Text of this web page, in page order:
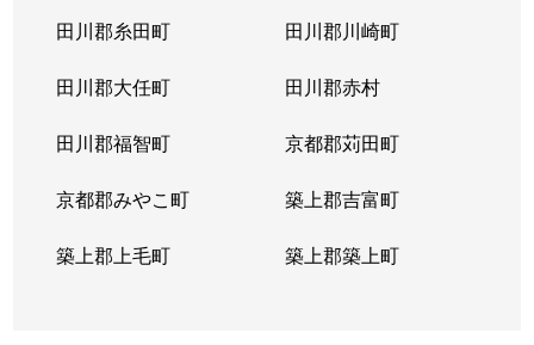
田川郡糸田町 田川郡川崎町
田川郡大任町 田川郡赤村
田川郡福智町 京都郡苅田町
京都郡みやこ町 築上郡吉富町
築上郡上毛町 築上郡築上町